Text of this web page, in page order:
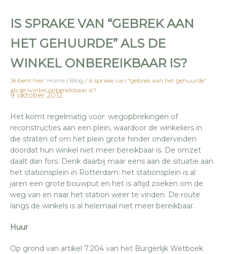
IS SPRAKE VAN “GEBREK AAN
HET GEHUURDE” ALS DE
WINKEL ONBEREIKBAAR IS?
Je bent hier: Home / Blog /Is sprake van “gebrek aan het gehuurde”
als de winkel onbereikbaar is?
9 oktober 2012
Het komt regelmatig voor: wegopbrekingen of
reconstructies aan een plein, waardoor de winkeliers in
die straten of om het plein grote hinder ondervinden
doordat hun winkel niet meer bereikbaar is. De omzet
daalt dan fors. Denk daarbij maar eens aan de situatie aan
het stationsplein in Rotterdam: het stationsplein is al
jaren een grote bouwput en het is altijd zoeken om de
weg van en naar het station weer te vinden. De route
langs de winkels is al helemaal niet meer bereikbaar.
Huur
Op grond van artikel 7:204 van het Burgerlijk Wetboek